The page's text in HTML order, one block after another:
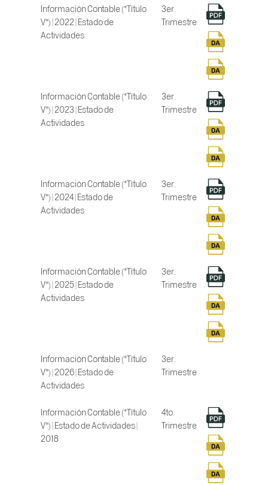
Información Contable (*Título
V*) | 2022 | Estado de
Actividades
3er.
Trimestre
Información Contable (*Título
V*) | 2023 | Estado de
Actividades
3er.
Trimestre
Información Contable (*Título
V*) | 2024 | Estado de
Actividades
3er.
Trimestre
Información Contable (*Título
V*) | 2025 | Estado de
Actividades
3er.
Trimestre
Información Contable (*Título
V*) | 2026 | Estado de
Actividades
3er.
Trimestre
Información Contable (*Título
V*) | Estado de Actividades |
2018
4to.
Trimestre